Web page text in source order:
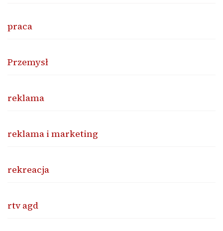
praca
Przemysł
reklama
reklama i marketing
rekreacja
rtv agd